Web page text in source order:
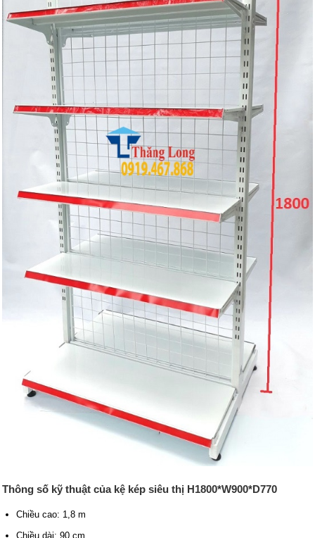
Thông số kỹ thuật của kệ kép siêu thị H1800*W900*D770
Chiều cao: 1,8 m
Chiều dài: 90 cm